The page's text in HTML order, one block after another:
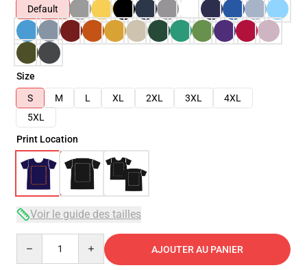
Default
Size
S
M L XL 2XL 3XL
4XL
5XL
Print Location
Voir le guide des tailles
AJOUTER AU PANIER